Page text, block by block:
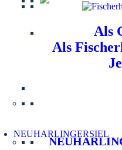
Als
Als
NEUHARLINGERSIEL